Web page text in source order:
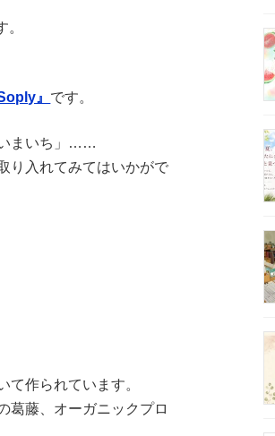
。
』 です。
いまいち」……
り入れてみてはいかがで
て作られています。
葛藤、オーガニックプロ